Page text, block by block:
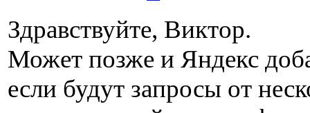
Здравствуйте, Виктор.
Может позже и Яндекс
если будут запросы от